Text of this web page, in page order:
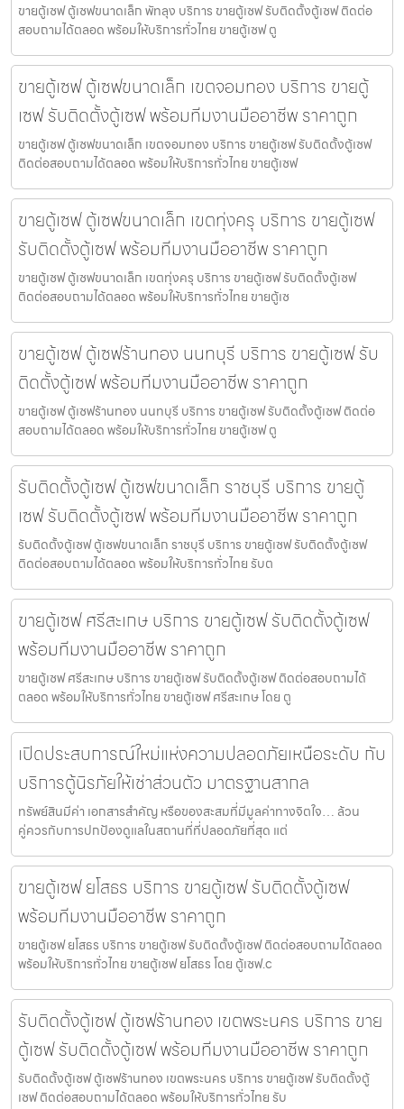
ขายตู้เซฟ ตู้เซฟขนาดเล็ก พัทลุง บริการ ขายตู้เซฟ รับติดตั้งตู้เซฟ ติดต่อ
สอบถามได้ตลอด พร้อมให้บริการทั่วไทย ขายตู้เซฟ ตู
ขายตู้เซฟ ตู้เซฟขนาดเล็ก เขตจอมทอง บริการ ขายตู้
เซฟ รับติดตั้งตู้เซฟ พร้อมทีมงานมืออาชีพ ราคาถูก
ขายตู้เซฟ ตู้เซฟขนาดเล็ก เขตจอมทอง บริการ ขายตู้เซฟ รับติดตั้งตู้เซฟ
ติดต่อสอบถามได้ตลอด พร้อมให้บริการทั่วไทย ขายตู้เซฟ
ขายตู้เซฟ ตู้เซฟขนาดเล็ก เขตทุ่งครุ บริการ ขายตู้เซฟ
รับติดตั้งตู้เซฟ พร้อมทีมงานมืออาชีพ ราคาถูก
ขายตู้เซฟ ตู้เซฟขนาดเล็ก เขตทุ่งครุ บริการ ขายตู้เซฟ รับติดตั้งตู้เซฟ
ติดต่อสอบถามได้ตลอด พร้อมให้บริการทั่วไทย ขายตู้เซ
ขายตู้เซฟ ตู้เซฟร้านทอง นนทบุรี บริการ ขายตู้เซฟ รับ
ติดตั้งตู้เซฟ พร้อมทีมงานมืออาชีพ ราคาถูก
ขายตู้เซฟ ตู้เซฟร้านทอง นนทบุรี บริการ ขายตู้เซฟ รับติดตั้งตู้เซฟ ติดต่อ
สอบถามได้ตลอด พร้อมให้บริการทั่วไทย ขายตู้เซฟ ตู
รับติดตั้งตู้เซฟ ตู้เซฟขนาดเล็ก ราชบุรี บริการ ขายตู้
เซฟ รับติดตั้งตู้เซฟ พร้อมทีมงานมืออาชีพ ราคาถูก
รับติดตั้งตู้เซฟ ตู้เซฟขนาดเล็ก ราชบุรี บริการ ขายตู้เซฟ รับติดตั้งตู้เซฟ
ติดต่อสอบถามได้ตลอด พร้อมให้บริการทั่วไทย รับต
ขายตู้เซฟ ศรีสะเกษ บริการ ขายตู้เซฟ รับติดตั้งตู้เซฟ
พร้อมทีมงานมืออาชีพ ราคาถูก
ขายตู้เซฟ ศรีสะเกษ บริการ ขายตู้เซฟ รับติดตั้งตู้เซฟ ติดต่อสอบถามได้
ตลอด พร้อมให้บริการทั่วไทย ขายตู้เซฟ ศรีสะเกษ โดย ตู
เปิดประสบการณ์ใหม่แห่งความปลอดภัยเหนือระดับ กับ
บริการตู้นิรภัยให้เช่าส่วนตัว มาตรฐานสากล
ทรัพย์สินมีค่า เอกสารสำคัญ หรือของสะสมที่มีมูลค่าทางจิตใจ… ล้วน
คู่ควรกับการปกป้องดูแลในสถานที่ที่ปลอดภัยที่สุด แต่
ขายตู้เซฟ ยโสธร บริการ ขายตู้เซฟ รับติดตั้งตู้เซฟ
พร้อมทีมงานมืออาชีพ ราคาถูก
ขายตู้เซฟ ยโสธร บริการ ขายตู้เซฟ รับติดตั้งตู้เซฟ ติดต่อสอบถามได้ตลอด
พร้อมให้บริการทั่วไทย ขายตู้เซฟ ยโสธร โดย ตู้เซฟ.c
รับติดตั้งตู้เซฟ ตู้เซฟร้านทอง เขตพระนคร บริการ ขาย
ตู้เซฟ รับติดตั้งตู้เซฟ พร้อมทีมงานมืออาชีพ ราคาถูก
รับติดตั้งตู้เซฟ ตู้เซฟร้านทอง เขตพระนคร บริการ ขายตู้เซฟ รับติดตั้งตู้
เซฟ ติดต่อสอบถามได้ตลอด พร้อมให้บริการทั่วไทย รับ